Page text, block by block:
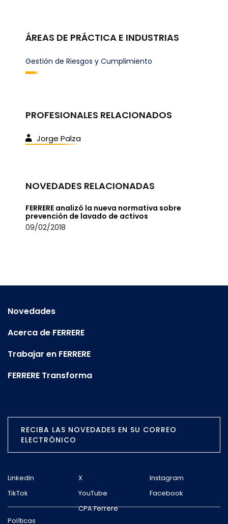
ÁREAS DE PRÁCTICA E INDUSTRIAS
Gestión de Riesgos y Cumplimiento
PROFESIONALES RELACIONADOS
Jorge Palza
NOVEDADES RELACIONADAS
FERRERE analizó la nueva normativa sobre
prevención de lavado de activos
09/02/2018
Novedades
Acerca de FERRERE
Trabajar en FERRERE
FERRERE Transforma
RECIBA LAS NOVEDADES EN SU CORREO
ELECTRÓNICO
LinkedIn X
Instagram
TikTok
YouTube Facebook
Políticas
CPA Ferrere